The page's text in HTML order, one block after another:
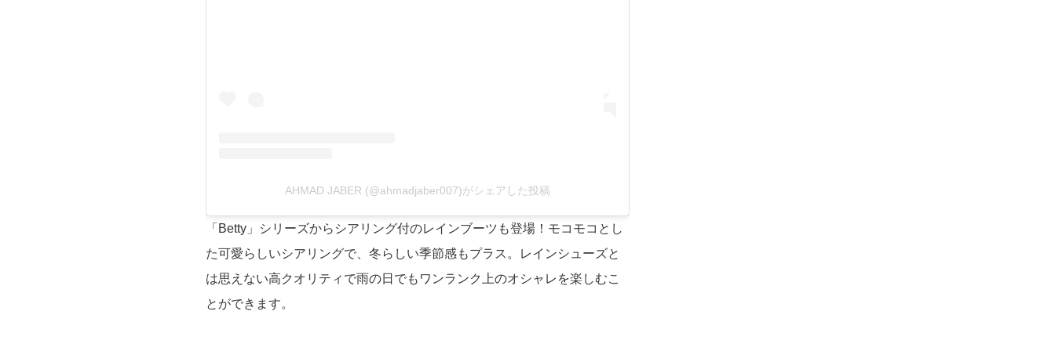
AHMAD JABER (@ahmadjaber007)がシェアした投稿
「Betty」シリーズからシアリング付のレインブーツも登場！モコモコとし
た可愛らしいシアリングで、冬らしい季節感もプラス。レインシューズと
は思えない高クオリティで雨の日でもワンランク上のオシャレを楽しむこ
とができます。